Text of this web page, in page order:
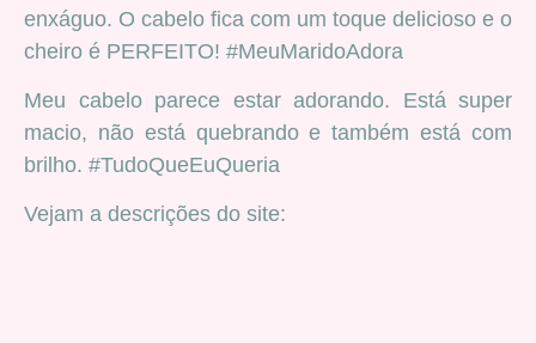
enxáguo. O cabelo fica com um toque delicioso e o
cheiro é PERFEITO! #MeuMaridoAdora
Meu cabelo parece estar adorando. Está super
macio, não está quebrando e também está com
brilho. #TudoQueEuQueria
Vejam a descrições do site: